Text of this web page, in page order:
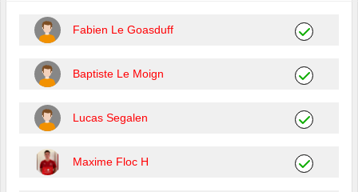
Fabien Le Goasduff
Baptiste Le Moign
Lucas Segalen
Maxime Floc H